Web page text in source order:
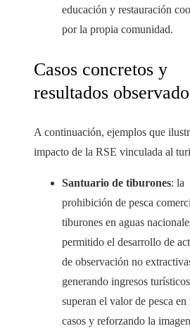
educación y restauración
por la propia comunidad.
Casos concretos y
resultados
A continuación, ejemplos que
impacto de la RSE vinculada al
Santuario de tiburones: la
prohibición de pesca
tiburones en aguas
permitido el desarrollo de
de observación no
generando ingresos
superan el valor de pesca en
casos y reforzando la